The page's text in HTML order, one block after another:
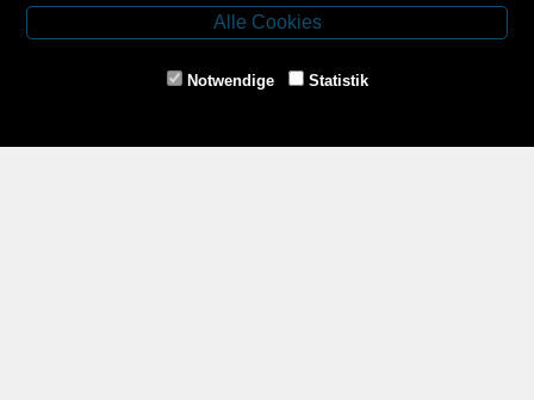
3943 Schrems
Tel.: 02853/77239
E-Mail: schrems@spazierer.at
Alle Cookies
Notwendige Statistik